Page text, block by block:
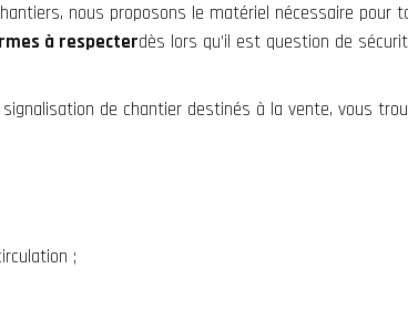
, nous proposons le matériel nécessaire pour
à respecterdès lors qu’il est question de
signalisation de chantier destinés à la vente, vous
;